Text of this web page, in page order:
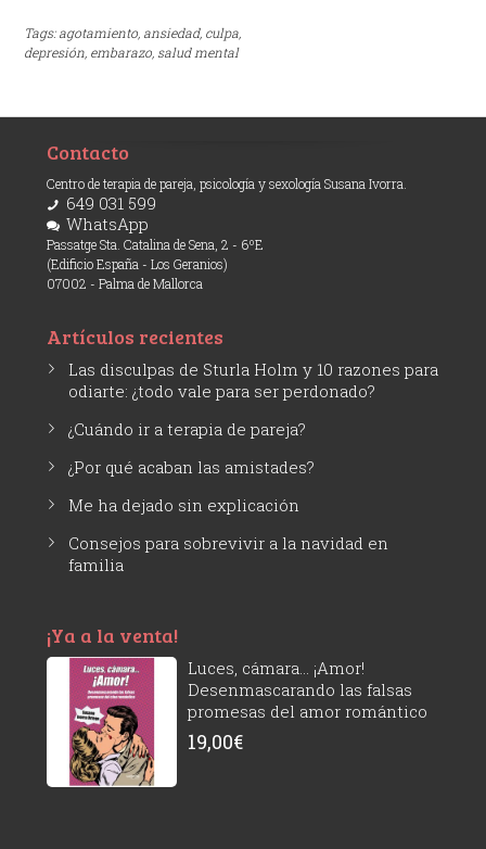
Tags:agotamiento, ansiedad, culpa,
depresión, embarazo, salud mental
Contacto
Centro de terapia de pareja, psicología y sexología Susana Ivorra.
649 031 599
WhatsApp
Passatge Sta. Catalina de Sena, 2 - 6ºE
(Edificio España - Los Geranios)
07002 - Palma de Mallorca
Artículos recientes
Las disculpas de Sturla Holm y 10 razones para
odiarte: ¿todo vale para ser perdonado?
¿Cuándo ir a terapia de pareja?
¿Por qué acaban las amistades?
Me ha dejado sin explicación
Consejos para sobrevivir a la navidad en
familia
¡Ya a la venta!
Luces, cámara... ¡Amor!
Desenmascarando las falsas
promesas del amor romántico
19,00€